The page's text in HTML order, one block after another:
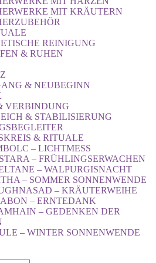
MIT KRÄUTERN
REINIGUNG
& RUHEN
& NEUBEGINN
VERBINDUNG
& STABILISIERUNG
& RITUALE
– LICHTMESS
– FRÜHLINGSERWACHEN
– WALPURGISNACHT
– SOMMER SONNENWENDE
– KRÄUTERWEIHE
– ERNTEDANK
– GEDENKEN DER
– WINTER SONNENWENDE